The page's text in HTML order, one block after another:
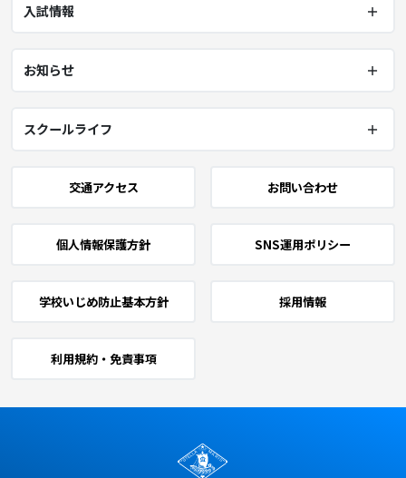
入試情報
お知らせ
スクールライフ
交通アクセス お問い合わせ
個人情報保護方針 SNS運用ポリシー
学校いじめ防止基本方針 採用情報
利用規約・免責事項